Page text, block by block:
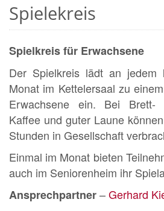
Spielekreis
Spielkreis für Erwachsene
Der Spielkreis lädt an jedem
Monat im Kettelersaal zu
Erwachsene ein. Bei Brett-
Kaffee und guter Laune
Stunden in Gesellschaft
Einmal im Monat bieten
auch im Seniorenheim ihr
Ansprechpartner–Gerhard